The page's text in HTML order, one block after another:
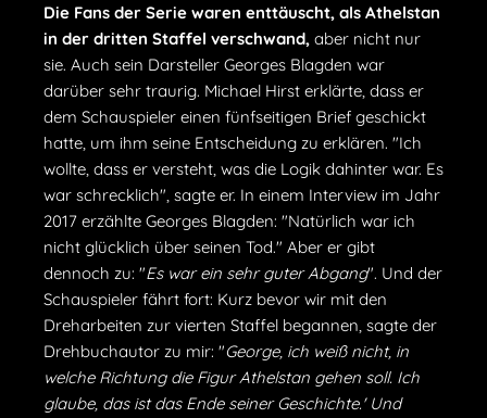
Die Fans der Serie waren enttäuscht, als Athelstan
in der dritten Staffel verschwand, aber nicht nur
sie. Auch sein Darsteller Georges Blagden war
darüber sehr traurig. Michael Hirst erklärte, dass er
dem Schauspieler einen fünfseitigen Brief geschickt
hatte, um ihm seine Entscheidung zu erklären. "Ich
wollte, dass er versteht, was die Logik dahinter war. Es
war schrecklich", sagte er. In einem Interview im Jahr
2017 erzählte Georges Blagden: "Natürlich war ich
nicht glücklich über seinen Tod." Aber er gibt
dennoch zu: "Es war ein sehr guter Abgang". Und der
Schauspieler fährt fort: Kurz bevor wir mit den
Dreharbeiten zur vierten Staffel begannen, sagte der
Drehbuchautor zu mir: "George, ich weiß nicht, in
welche Richtung die Figur Athelstan gehen soll. Ich
glaube, das ist das Ende seiner Geschichte.' Und